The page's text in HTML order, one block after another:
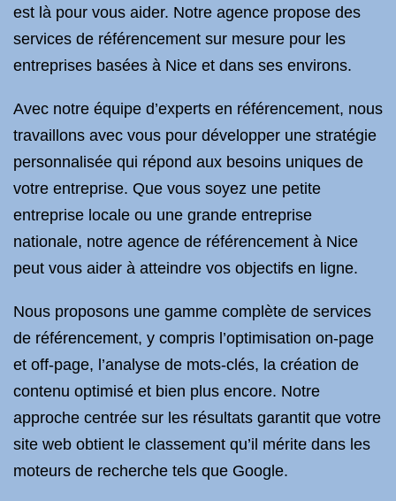
est là pour vous aider. Notre agence propose des
services de référencement sur mesure pour les
entreprises basées à Nice et dans ses environs.
Avec notre équipe d’experts en référencement, nous
travaillons avec vous pour développer une stratégie
personnalisée qui répond aux besoins uniques de
votre entreprise. Que vous soyez une petite
entreprise locale ou une grande entreprise
nationale, notre agence de référencement à Nice
peut vous aider à atteindre vos objectifs en ligne.
Nous proposons une gamme complète de services
de référencement, y compris l’optimisation on-page
et off-page, l’analyse de mots-clés, la création de
contenu optimisé et bien plus encore. Notre
approche centrée sur les résultats garantit que votre
site web obtient le classement qu’il mérite dans les
moteurs de recherche tels que Google.